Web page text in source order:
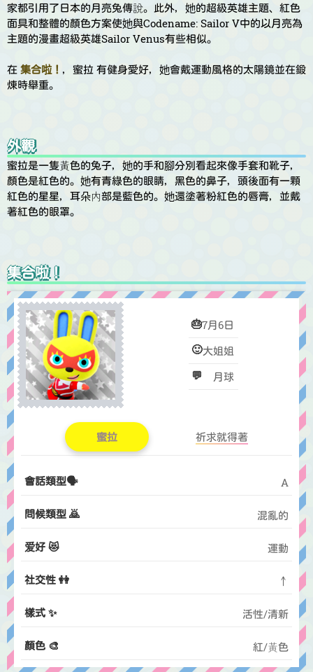
家都引用了日本的月亮兔傳說。此外，她的超級英雄主題、紅色
面具和整體的顏色方案使她與Codename: Sailor V中的以月亮為
主題的漫畫超級英雄Sailor Venus有些相似。
在 集合啦！ ，蜜拉 有健身愛好，她會戴運動風格的太陽鏡並在鍛
煉時舉重。
外觀
蜜拉是一隻黃色的兔子，她的手和腳分別看起來像手套和靴子，
顏色是紅色的。她有青綠色的眼睛，黑色的鼻子，頭後面有一顆
紅色的星星，耳朵內部是藍色的。她還塗著粉紅色的唇膏，並戴
著紅色的眼罩。
集合啦！
🎂7月6日
🙂大姐姐
💬
月球
蜜拉 祈求就得著
會話類型🗣️ A
問候類型 🙇 混亂的
爱好 😻 運動
社交性 👭 ↑
樣式 ✨ 活性/清新
顏色 🎨 紅/黃色